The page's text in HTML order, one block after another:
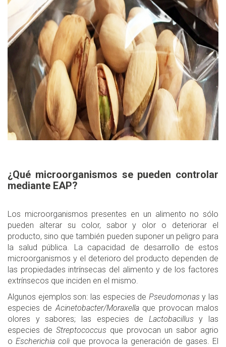
¿Qué microorganismos se pueden controlar
mediante EAP?
Los microorganismos presentes en un alimento no sólo
pueden alterar su color, sabor y olor o deteriorar el
producto, sino que también pueden suponer un peligro para
la salud pública. La capacidad de desarrollo de estos
microorganismos y el deterioro del producto dependen de
las propiedades intrínsecas del alimento y de los factores
extrínsecos que inciden en el mismo.
Algunos ejemplos son: las especies de Pseudomonas y las
especies deAcinetobacter/Moraxellaque provocan malos
olores y sabores; las especies de Lactobacillus y las
especies de Streptococcus que provocan un sabor agrio
o Escherichia colique provoca la generación de gases. El